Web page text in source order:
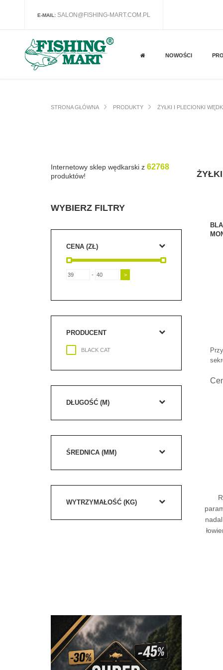
E-MAIL: SALON@FISHING-MART.COM.PL
NOWOŚCI
STRONA GŁÓWNA PRODUKTY ŻYŁKI I PLECIONKI
Internetowy sklep wędkarski z 62768
produktów!
WYBIERZ FILTRY
CENA (ZŁ)
-
PRODUCENT
BLACK CAT
DŁUGOŚĆ (M)
ŚREDNICA (MM)
WYTRZYMAŁOŚĆ (KG)